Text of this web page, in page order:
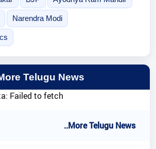
Narendra Modi
Telugu News
Failed to fetch
..More Telugu News